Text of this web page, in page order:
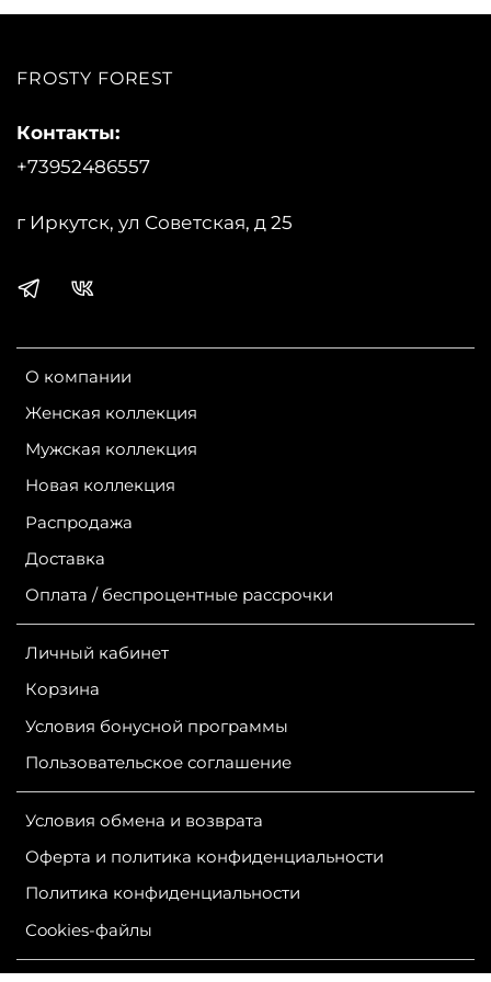
FROSTY FOREST
О компании
Женская коллекция
Мужская коллекция
Новая коллекция
Распродажа
Доставка
Оплата / беспроцентные рассрочки
Личный кабинет
Корзина
Условия бонусной программы
Пользовательское соглашение
Условия обмена и возврата
Оферта и политика конфиденциальности
Политика конфиденциальности
Сookies-файлы
Контакты:
+73952486557
г Иркутск, ул Советская, д 25